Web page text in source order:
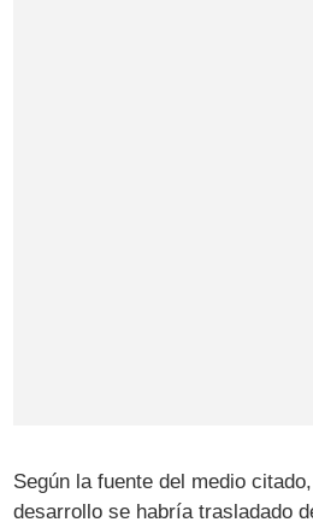
Según la fuente del medio
desarrollo se habría trasladado